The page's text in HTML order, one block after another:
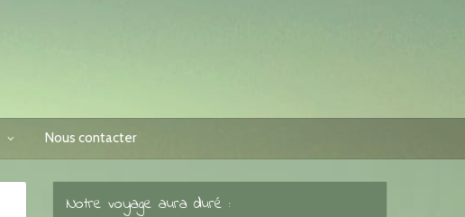
Nous contacter
Notre voyage aura duré :